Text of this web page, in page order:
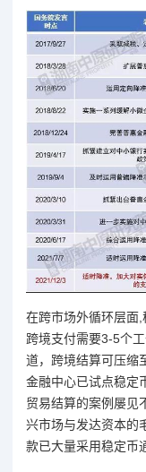
在跨市场外循环层面
跨境支付需要3-5个
道，跨境结算可压缩
金融中心已试点稳定
贸易结算的案例屡见
兴市场与发达资本的
款已大量采用稳定币